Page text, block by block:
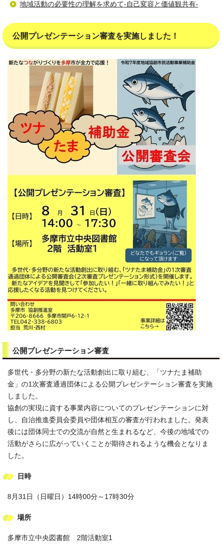
地域活動の必要性の理解を求めて‐自己変容と価値観共有‐
公開プレゼンテーション審査を実施しました！
公開プレゼンテーション審査
多世代・多分野の新たな活動創出に取り組む、「ツナたま補助
金」の1次審査通過団体による公開プレゼンテーション審査を実施
しました。
協創の実現に資する事業内容についてのプレゼンテーションに対
し、自治推進委員会委員や団体相互の審査が行われました。発表
後には団体同士での交流が自然と生まれるなど、今後の地域での
活動がさらに広がっていくことが期待されるような機会となりま
した。
日時
8月31日（日曜日）14時00分～17時30分
場所
多摩市立中央図書館 2階活動室1